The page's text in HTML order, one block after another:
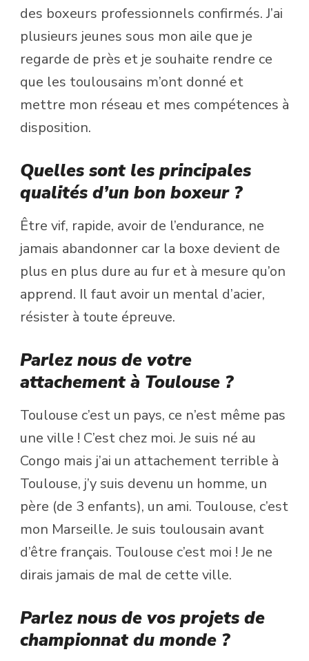
des boxeurs professionnels confirmés. J’ai
plusieurs jeunes sous mon aile que je
regarde de près et je souhaite rendre ce
que les toulousains m’ont donné et
mettre mon réseau et mes compétences à
disposition.
Quelles sont les principales
qualités d’un bon boxeur ?
Être vif, rapide, avoir de l’endurance, ne
jamais abandonner car la boxe devient de
plus en plus dure au fur et à mesure qu’on
apprend. Il faut avoir un mental d’acier,
résister à toute épreuve.
Parlez nous de votre
attachement à Toulouse ?
Toulouse c’est un pays, ce n’est même pas
une ville ! C’est chez moi. Je suis né au
Congo mais j’ai un attachement terrible à
Toulouse, j’y suis devenu un homme, un
père (de 3 enfants), un ami. Toulouse, c’est
mon Marseille. Je suis toulousain avant
d’être français. Toulouse c’est moi ! Je ne
dirais jamais de mal de cette ville.
Parlez nous de vos projets de
championnat du monde ?